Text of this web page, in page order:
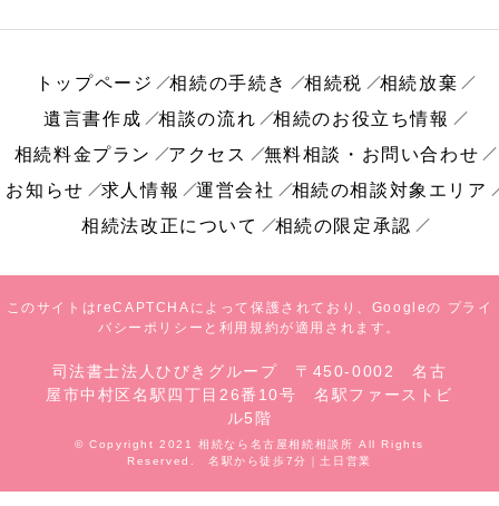
トップページ 相続の手続き 相続税
相続放棄
遺言書作成
相談の流れ
相続のお役立ち情報
相続料金プラン
アクセス
無料相談・お問い合わせ
お知らせ
求人情報 運営会社
相続の相談対象エリア
相続法改正について
相続の限定承認
このサイトはreCAPTCHAによって保護されており、Googleの プライ
バシーポリシー と 利用規約 が適用されます。
司法書士法人ひびきグループ 〒450-0002 名古
屋市中村区名駅四丁目26番10号 名駅ファーストビ
ル5階
© Copyright 2021 相続なら名古屋相続相談所 All Rights
Reserved. 名駅から徒歩7分｜土日営業